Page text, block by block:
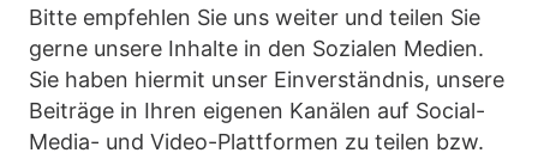
Bitte empfehlen Sie uns weiter und teilen Sie
gerne unsere Inhalte in den Sozialen Medien.
Sie haben hiermit unser Einverständnis, unsere
Beiträge in Ihren eigenen Kanälen auf Social-
Media- und Video-Plattformen zu teilen bzw.